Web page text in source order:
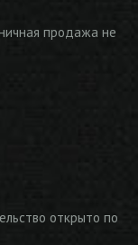
продажа не
открыто по